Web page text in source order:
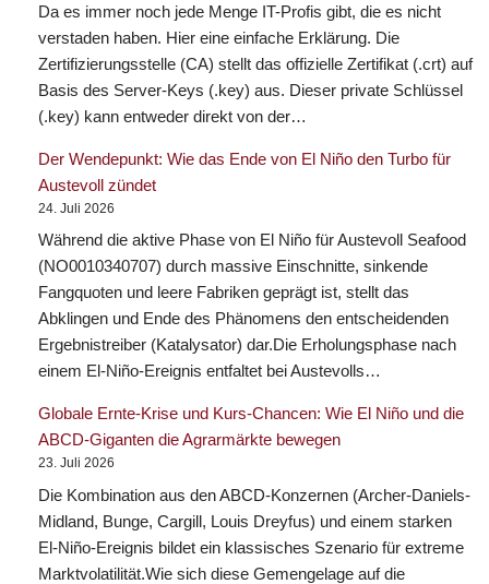
Da es immer noch jede Menge IT-Profis gibt, die es nicht
verstaden haben. Hier eine einfache Erklärung. Die
Zertifizierungsstelle (CA) stellt das offizielle Zertifikat (.crt) auf
Basis des Server-Keys (.key) aus. Dieser private Schlüssel
(.key) kann entweder direkt von der…
Der Wendepunkt: Wie das Ende von El Niño den Turbo für
Austevoll zündet
24. Juli 2026
Während die aktive Phase von El Niño für Austevoll Seafood
(NO0010340707) durch massive Einschnitte, sinkende
Fangquoten und leere Fabriken geprägt ist, stellt das
Abklingen und Ende des Phänomens den entscheidenden
Ergebnistreiber (Katalysator) dar.Die Erholungsphase nach
einem El-Niño-Ereignis entfaltet bei Austevolls…
Globale Ernte-Krise und Kurs-Chancen: Wie El Niño und die
ABCD-Giganten die Agrarmärkte bewegen
23. Juli 2026
Die Kombination aus den ABCD-Konzernen (Archer-Daniels-
Midland, Bunge, Cargill, Louis Dreyfus) und einem starken
El-Niño-Ereignis bildet ein klassisches Szenario für extreme
Marktvolatilität.Wie sich diese Gemengelage auf die